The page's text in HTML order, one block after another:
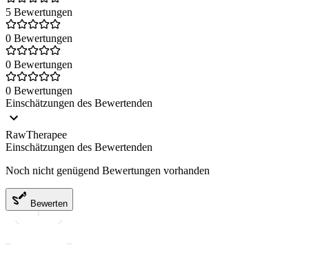
5 Bewertungen
0 Bewertungen
0 Bewertungen
0 Bewertungen
Einschätzungen des Bewertenden
RawTherapee
Einschätzungen des Bewertenden
Noch nicht genügend Bewertungen vorhanden
Bewerten